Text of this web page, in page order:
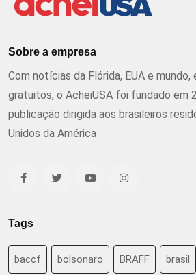
Sobre a empresa
Com notícias da Flórida, EUA e
gratuitos, o AcheiUSA foi fundado em
publicação dirigida aos brasileiros
Unidos da América
Tags
baccf bolsonaro BRAFF brasil